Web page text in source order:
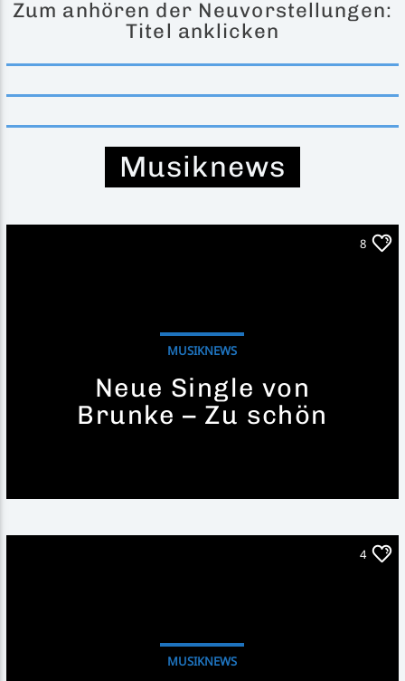
Inselradio Föhr
Zum anhören der Neuvorstellungen:
Titel anklicken
Musiknews
8
MUSIKNEWS
Neue Single von
Brunke – Zu schön
4
MUSIKNEWS